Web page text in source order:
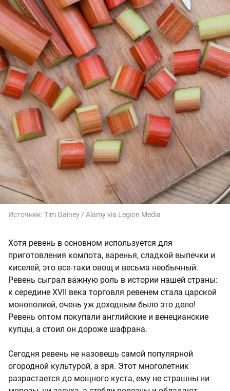
Источник:Tim Gainey / Alamy via Legion Media
Хотя ревень в основном используется для
приготовления компота, варенья, сладкой выпечки и
киселей, это все-таки овощ и весьма необычный.
Ревень сыграл важную роль в истории нашей страны:
к середине XVII века торговля ревенем стала царской
монополией, очень уж доходным было это дело!
Ревень оптом покупали английские и венецианские
купцы, а стоил он дороже шафрана.
Сегодня ревень не назовешь самой популярной
огородной культурой, а зря. Этот многолетник
разрастается до мощного куста, ему не страшны ни